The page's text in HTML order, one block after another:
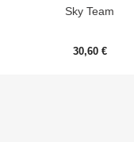
Aperçu rapide
Sky Team
30,60 €